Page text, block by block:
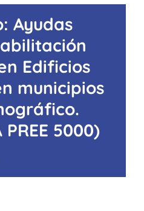
Ayudas
Edificios
municipios
PREE 5000)